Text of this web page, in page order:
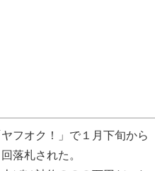
フオク！」で１月下旬から
落札された。